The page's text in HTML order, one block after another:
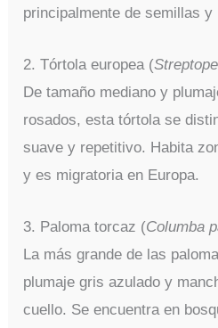
principalmente de semillas y
2. Tórtola europea (
De tamaño mediano y
rosados, esta tórtola se
suave y repetitivo. Habita
y es migratoria en Europa.
3. Paloma torcaz (Columba
La más grande de las
plumaje gris azulado y
cuello. Se encuentra en